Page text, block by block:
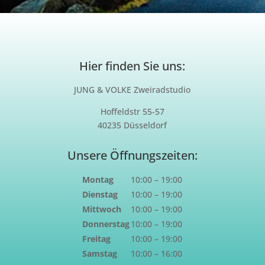
Hier finden Sie uns:
JUNG & VOLKE Zweiradstudio
Hoffeldstr 55-57
40235 Düsseldorf
Unsere Öffnungszeiten:
Montag
10:00 – 19:00
Dienstag
10:00 – 19:00
Mittwoch
10:00 – 19:00
Donnerstag10:00 – 19:00
Freitag
10:00 – 19:00
Samstag
10:00 – 16:00